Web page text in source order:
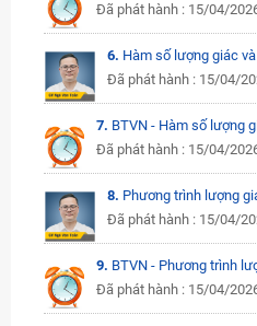
Đã phát hành : 15/04/
6. Hàm số lượng giác
Đã phát hành : 15/04/
7. BTVN - Hàm số lượng
Đã phát hành : 15/04/
8. Phương trình lượng
Đã phát hành : 15/04/
9. BTVN - Phương trình
Đã phát hành : 15/04/